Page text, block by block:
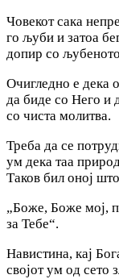
Човекот сака
го љуби и затоа
допир со
Очигледно е дека
да биде со Него и
со чиста молитва.
Треба да се
ум дека таа
Таков бил оној
„Боже, Боже мој,
за Тебе“.
Навистина, кај
својот ум од сето